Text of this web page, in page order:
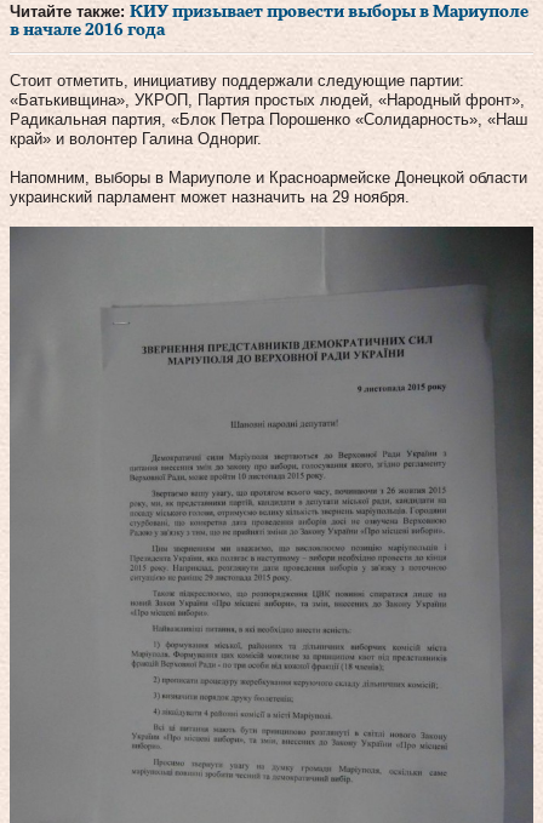
Читайте также: КИУ призывает провести выборы в Мариуполе
в начале 2016 года
Стоит отметить, инициативу поддержали следующие партии:
«Батькивщина», УКРОП, Партия простых людей, «Народный фронт»,
Радикальная партия, «Блок Петра Порошенко «Солидарность», «Наш
край» и волонтер Галина Однориг.
Напомним, выборы в Мариуполе и Красноармейске Донецкой области
украинский парламент может назначить на 29 ноября.